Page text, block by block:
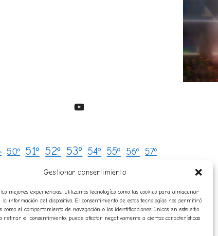
Gestionar consentimiento
mejores experiencias, utilizamos tecnologías como las cookies para almacenar
información del dispositivo. El consentimiento de estas tecnologías nos permitirá
como el comportamiento de navegación o las identificaciones únicas en este sitio.
retirar el consentimiento, puede afectar negativamente a ciertas características
YouTube
50º 51º 52º 53º 54º 55º 56º 57º
avatares campeones
composición
diplomas himno historico
artificial normas premiosespeciales